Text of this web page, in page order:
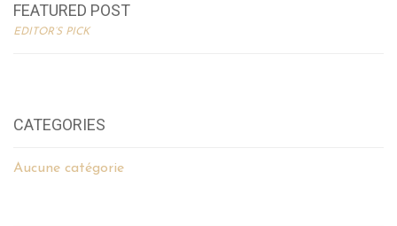
FEATURED POST
EDITOR’S PICK
CATEGORIES
Aucune catégorie